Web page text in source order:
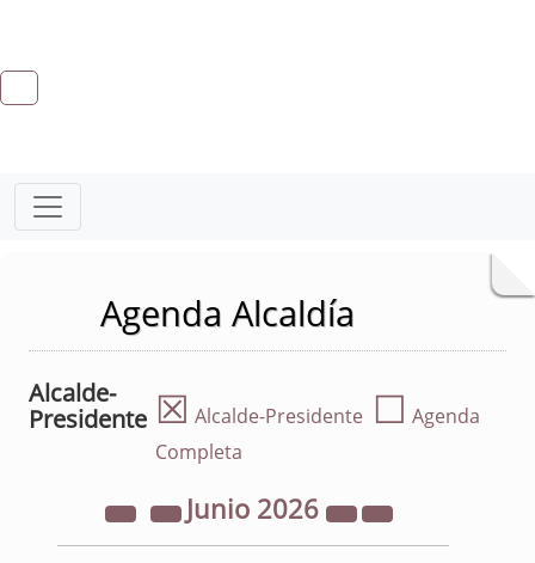
Agenda Alcaldía
Alcalde-
Presidente ☒ Alcalde-Presidente ☐ Agenda
Completa
Junio 2026